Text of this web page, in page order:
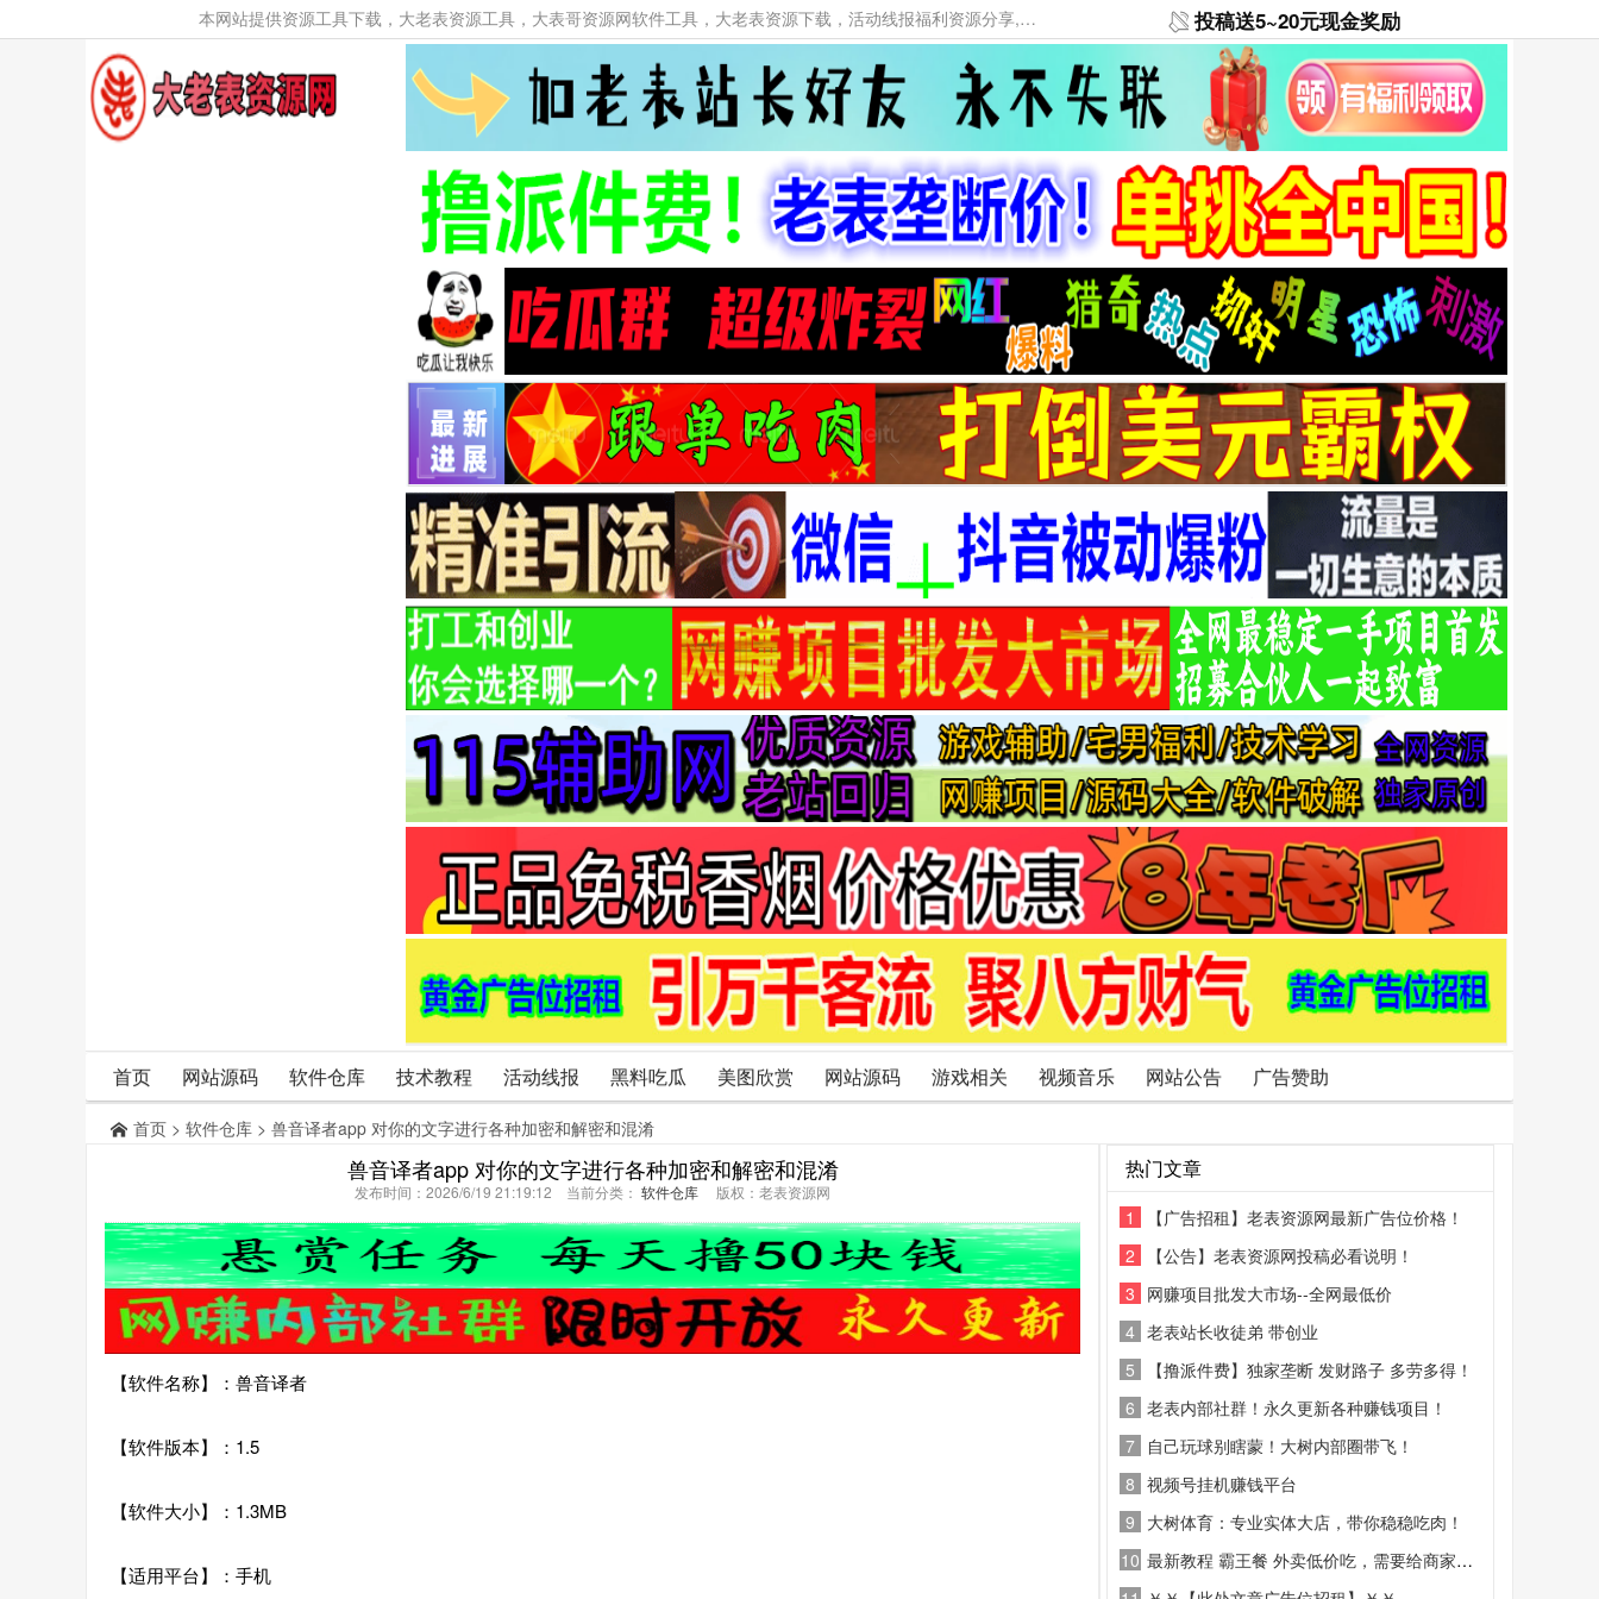
本网站提供资源工具下载，大老表资源工具，大表哥资源网软件工具，大老表资源下载，活动线报福利资源分享,活动线报，大型网游经典游戏，网络热门技术游戏辅助交流与分享。 投稿送5~20元现金奖励
首页 网站源码 软件仓库 技术教程 活动线报 黑料吃瓜 美图欣赏 网站源码 游戏相关 视频音乐 网站公告 广告赞助
首页 > 软件仓库 > 兽音译者app 对你的文字进行各种加密和解密和混淆
兽音译者app 对你的文字进行各种加密和解密和混淆
发布时间：2026/6/19 21:19:12 当前分类： 软件仓库 版权：老表资源网
【软件名称】：兽音译者
【软件版本】：1.5
【软件大小】：1.3MB
【适用平台】：手机
热门文章
1
【广告招租】老表资源网最新广告位价格！
2
【公告】老表资源网投稿必看说明！
3 网赚项目批发大市场--全网最低价
4 老表站长收徒弟 带创业
5
【撸派件费】独家垄断 发财路子 多劳多得！
6 老表内部社群！永久更新各种赚钱项目！
7 自己玩球别瞎蒙！大树内部圈带飞！
8 视频号挂机赚钱平台
9 大树体育：专业实体大店，带你稳稳吃肉！
10 最新教程 霸王餐 外卖低价吃，需要给商家好评